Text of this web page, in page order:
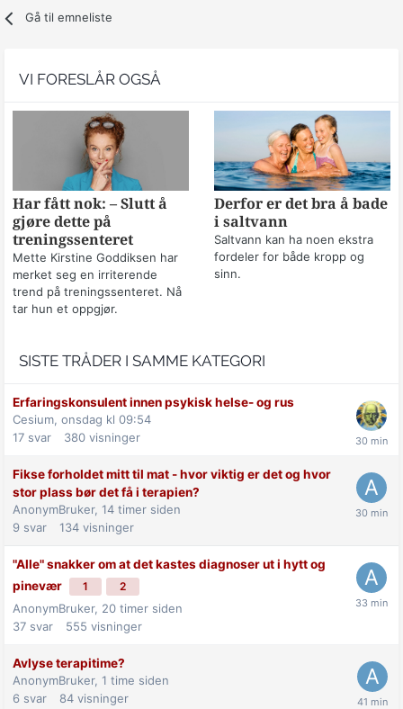
Gå til emneliste
VI FORESLÅR OGSÅ
Har fått nok: – Slutt å
gjøre dette på
treningssenteret
Mette Kirstine Goddiksen har
merket seg en irriterende
trend på treningssenteret. Nå
tar hun et oppgjør.
Derfor er det bra å bade
i saltvann
Saltvann kan ha noen ekstra
fordeler for både kropp og
sinn.
SISTE TRÅDER I SAMME KATEGORI
Erfaringskonsulent innen psykisk helse- og rus
Cesium, onsdag kl 09:54
17 svar 380 visninger
Fikse forholdet mitt til mat - hvor viktig er det og hvor
stor plass bør det få i terapien?
AnonymBruker, 14 timer siden
9 svar 134 visninger
"Alle" snakker om at det kastes diagnoser ut i hytt og
pinevær
1 2
AnonymBruker, 20 timer siden
37 svar 555 visninger
Avlyse terapitime?
AnonymBruker, 1 time siden
6 svar 84 visninger